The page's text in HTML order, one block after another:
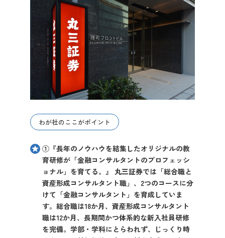
わが社のここがポイント
①『長年のノウハウを結集したオリジナルの教
育研修が「金融コンサルタントのプロフェッシ
ョナル」を育てる。』 丸三証券では「総合職と
資産形成コンサルタント職」、2つのコースに分
けて「金融コンサルタント」を育成していま
す。総合職は18か月、資産形成コンサルタント
職は12か月、長期間かつ体系的な新入社員研修
を完備。学部・学科にとらわれず、じっくり時